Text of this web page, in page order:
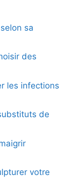
sa
des
les infections
de
votre